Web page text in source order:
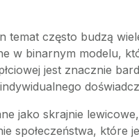
temat często budzą
w binarnym modelu,
jest znacznie
jako skrajnie
społeczeństwa, które